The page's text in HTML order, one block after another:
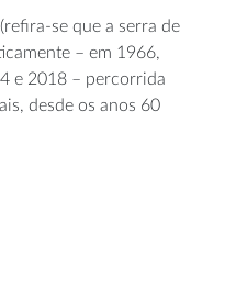
se que a serra de
– em 1966,
e 2018 – percorrida
desde os anos 60